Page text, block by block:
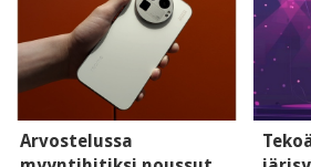
Arvostelussa